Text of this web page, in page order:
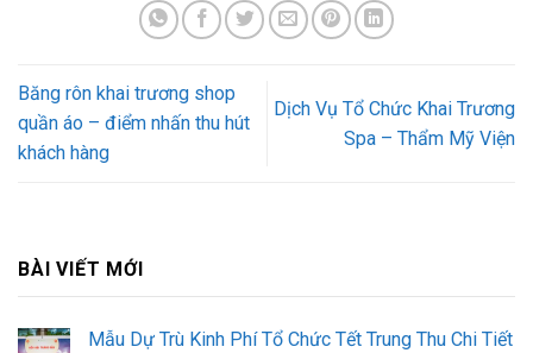
Băng rôn khai trương shop
quần áo – điểm nhấn thu hút
khách hàng
Dịch Vụ Tổ Chức Khai Trương
Spa – Thẩm Mỹ Viện
BÀI VIẾT MỚI
Mẫu Dự Trù Kinh Phí Tổ Chức Tết Trung Thu Chi Tiết